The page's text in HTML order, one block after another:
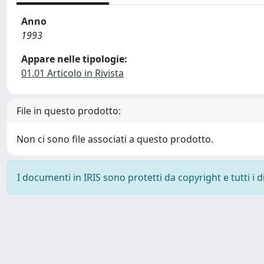
Anno
1993
Appare nelle tipologie:
01.01 Articolo in Rivista
File in questo prodotto:
Non ci sono file associati a questo prodotto.
I documenti in IRIS sono protetti da copyright e tutti i